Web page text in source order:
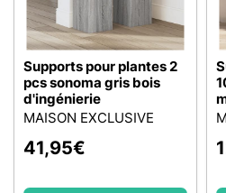
Supports pour plantes 2
pcs sonoma gris bois
d'ingénierie
MAISON EXCLUSIVE
41,95€